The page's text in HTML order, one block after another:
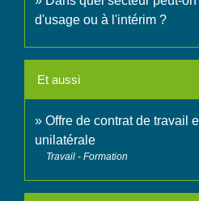
d'usage ou à l'intérim ?
Et aussi
Offre de contrat de travail
unilatérale
Travail - Formation